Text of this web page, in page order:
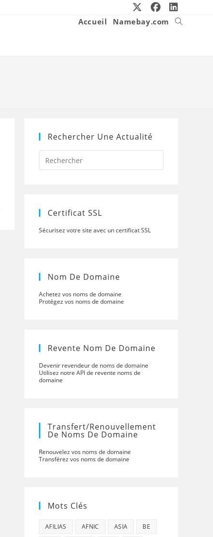
Accueil Namebay.com
Toggle
Rechercher Une Actualité
Press
to
Certificat SSL
Sécurisez votre site avec un certificat SSL
Nom De Domaine
Achetez vos noms de domaine
Protégez vos noms de domaine
Revente Nom De Domaine
Devenir revendeur de noms de domaine
Utilisez notre API de revente noms de
domaine
Transfert/renouvellement
De Noms De Domaine
Renouvelez vos noms de domaine
Transférez vos noms de domaine
Mots Clés
AFILIAS AFNIC ASIA BE